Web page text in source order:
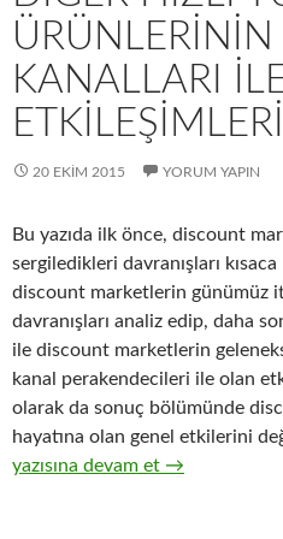
KANALLARI
20 EKIM 2015 YORUM YAPIN
Bu yazıda ilk önce, discount
sergiledikleri davranışları kısaca
discount marketlerin günümüz
davranışları analiz edip, daha
ile discount marketlerin
kanal perakendecileri ile olan
olarak da sonuç bölümünde
hayatına olan genel etkilerini
31-Discount marketlerin
yazısına devam et →